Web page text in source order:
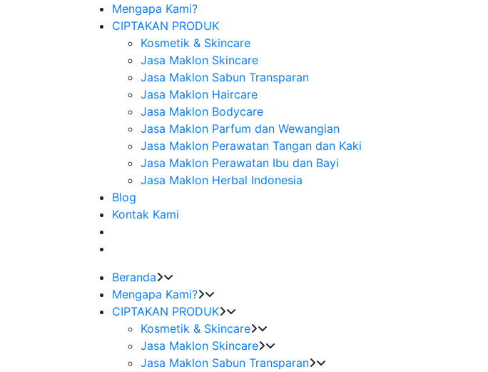
Mengapa Kami?
CIPTAKAN PRODUK
Kosmetik & Skincare
Jasa Maklon Skincare
Jasa Maklon Sabun Transparan
Jasa Maklon Haircare
Jasa Maklon Bodycare
Jasa Maklon Parfum dan Wewangian
Jasa Maklon Perawatan Tangan dan Kaki
Jasa Maklon Perawatan Ibu dan Bayi
Jasa Maklon Herbal Indonesia
Blog
Kontak Kami
Beranda
Mengapa Kami?
CIPTAKAN PRODUK
Kosmetik & Skincare
Jasa Maklon Skincare
Jasa Maklon Sabun Transparan